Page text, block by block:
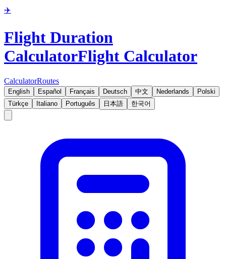
✈️
Flight Duration
CalculatorFlight Calculator
CalculatorRoutes
English Español Français Deutsch 中文 Nederlands
Polski
Türkçe
Italiano Português 日本語 한국어